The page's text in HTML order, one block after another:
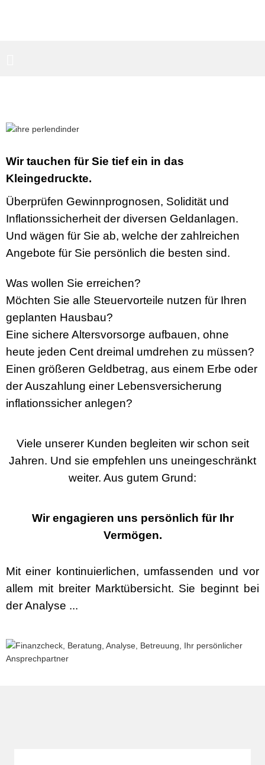
Wir tauchen für Sie tief ein in das
Kleingedruckte.
Überprüfen Gewinnprognosen, Solidität und
Inflationssicherheit der diversen Geldanlagen.
Und wägen für Sie ab, welche der zahlreichen
Angebote für Sie persönlich die besten sind.
Was wollen Sie erreichen?
Möchten Sie alle Steuervorteile nutzen für Ihren
geplanten Hausbau?
Eine sichere Altersvorsorge aufbauen, ohne
heute jeden Cent dreimal umdrehen zu müssen?
Einen größeren Geldbetrag, aus einem Erbe oder
der Auszahlung einer Lebensversicherung
inflationssicher anlegen?
Viele unserer Kunden begleiten wir schon seit
Jahren. Und sie empfehlen uns uneingeschränkt
weiter. Aus gutem Grund:
Wir engagieren uns persönlich für Ihr
Vermögen.
Mit einer kontinuierlichen, umfassenden und vor
allem mit breiter Marktübersicht. Sie beginnt bei
der Analyse ...